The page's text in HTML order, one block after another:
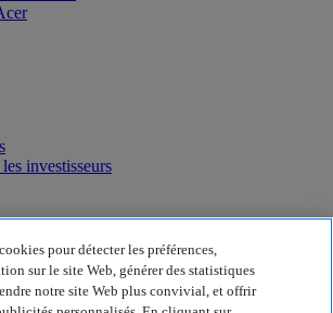
investisseurs
pour détecter les préférences,
sur le site Web, générer des statistiques
notre site Web plus convivial, et offrir